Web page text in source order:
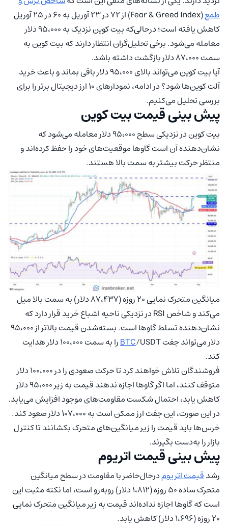
طمع
(Fear & Greed Index) از ۷۲ در ۲۳ آوریل به ۶۰ در ۲۵ آوریل
کاهش یافته است؛ درحالی‌که بیت‌ کوین نزدیک به ۹۵،۰۰۰ دلار
معامله می‌شود. برخی تحلیل‌گران انتظار دارند که بیت‌ کوین به
سمت ۸۷،۰۰۰ دلار بازگشت داشته باشد.
آیا بیت‌ کوین می‌تواند بالای ۹۵،۰۰۰ دلار باقی بماند و باعث خرید
آلت کوین‌ها شود؟ در ادامه، نمودارهای ۱۰ ارز دیجیتال برتر را برای
بررسی تحلیل می‌کنیم.
پیش‌ بینی قیمت بیت‌ کوین
بیت‌ کوین در نزدیکی سطح ۹۵،۰۰۰ دلار معامله می‌شود که
نشان‌دهنده آن است گاوها موقعیت‌های خود را حفظ کرده‌اند و
منتظر حرکت بیشتر به سمت بالا هستند.
میانگین متحرک نمایی ۲۰ روزه (۸۷،۴۳۷ دلار) به سمت بالا میل
می‌کند و شاخص RSI در نزدیکی ناحیه اشباع خرید قرار دارد که
نشان‌دهنده تسلط گاوها است. بسته‌شدن قیمت بالاتر از ۹۵،۰۰۰
دلار می‌تواند جفت
BTC
/USDT را به سمت ۱۰۰،۰۰۰ دلار هدایت
کند.
فروشندگان تلاش خواهند کرد تا حرکت صعودی را در ۱۰۰،۰۰۰ دلار
متوقف کنند، اما اگر گاوها اجازه ندهند قیمت به زیر ۹۵،۰۰۰ دلار
کاهش یابد، احتمال شکست مقاومت‌های موجود افزایش می‌یابد.
در این صورت، این جفت ارز ممکن است به ۱۰۷،۰۰۰ دلار صعود کند.
خرس‌ها باید قیمت را زیر میانگین‌های متحرک بکشانند تا کنترل
بازار را به‌دست بگیرند.
پیش‌ بینی قیمت اتریوم
رشدقیمت اتریومدرحال‌حاضر با مقاومت در سطح میانگین
متحرک ساده ۵۰ روزه (۱،۸۱۲ دلار) روبه‌رو است، اما نکته مثبت این
است که گاوها اجازه نداده‌اند قیمت به زیر میانگین متحرک نمایی
۲۰ روزه (۱،۶۹۶ دلار) کاهش یابد.